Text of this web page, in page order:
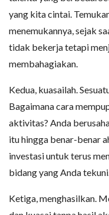
yang kita cintai.
menemukannya, sejak
tidak bekerja tetapi
membahagiakan.
Kedua, kuasailah.
Bagaimana cara
aktivitas? Anda
itu hingga benar-benar
investasi untuk terus
bidang yang Anda
Ketiga, menghasilkan.